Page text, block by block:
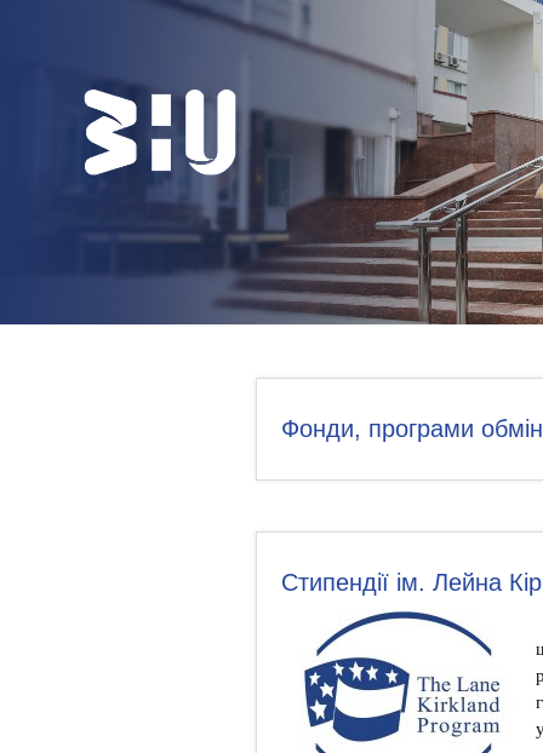
БІБЛІОТЕКА
НОВИНИ
Фонди, програми
Стипендії ім. Лейна